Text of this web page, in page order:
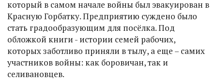
который в самом начале войны был эвакуирован в
Красную Горбатку. Предприятию суждено было
стать градообразующим для посёлка. Под
обложкой книги - истории семей рабочих,
которых заботливо приняли в тылу, а еще – самих
участников войны: как боровичан, так и
селивановцев.